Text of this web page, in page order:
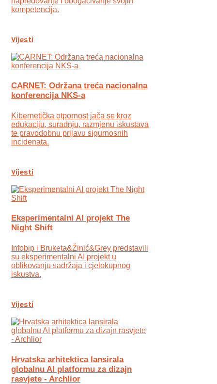
kompetencija.
Vijesti
CARNET: Održana treća nacionalna
konferencija NKS-a
Kibernetička otpornost jača se kroz
edukaciju, suradnju, razmjenu iskustava
te pravodobnu prijavu sigurnosnih
incidenata.
Vijesti
Eksperimentalni AI projekt The
Night Shift
Infobip i Bruketa&Žinić&Grey predstavili
su eksperimentalni AI projekt u
oblikovanju sadržaja i cjelokupnog
iskustva.
Vijesti
Hrvatska arhitektica lansirala
globalnu AI platformu za dizajn
rasvjete - Archlior